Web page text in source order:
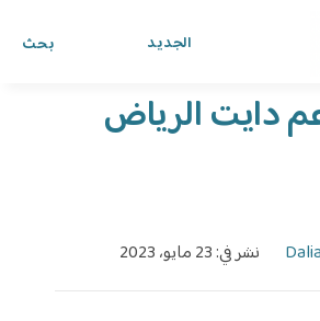
بحث الجديد
العربي
دايت الرياض
نشر في: 23 مايو، 2023